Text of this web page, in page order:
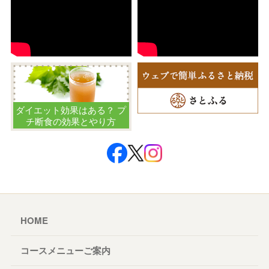
ダイエット効果はある？ プ
チ断食の効果とやり方
HOME
コースメニューご案内